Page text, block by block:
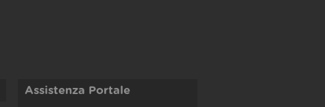
Assistenza Portale